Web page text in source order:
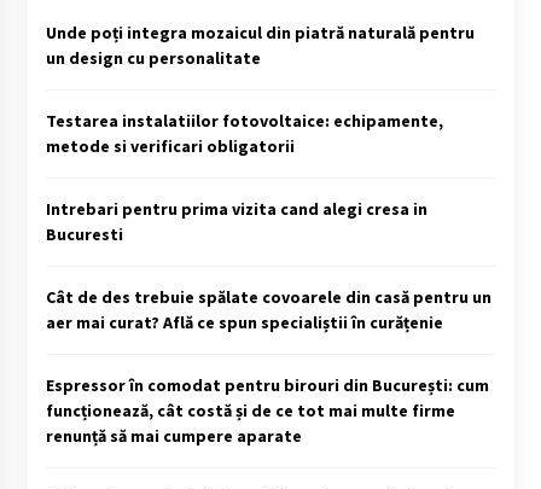
Unde poți integra mozaicul din piatră naturală pentru
un design cu personalitate
Testarea instalatiilor fotovoltaice: echipamente,
metode si verificari obligatorii
Intrebari pentru prima vizita cand alegi cresa in
Bucuresti
Cât de des trebuie spălate covoarele din casă pentru un
aer mai curat? Află ce spun specialiștii în curățenie
Espressor în comodat pentru birouri din București: cum
funcționează, cât costă și de ce tot mai multe firme
renunță să mai cumpere aparate